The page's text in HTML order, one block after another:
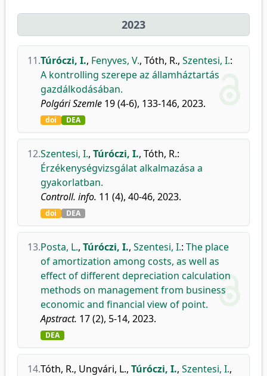
2023
11.Túróczi, I., Fenyves, V., Tóth, R., Szentesi, I.:
A kontrolling szerepe az államháztartás
gazdálkodásában.
Polgári Szemle 19 (4-6), 133-146, 2023.
doi DEA
12.Szentesi, I., Túróczi, I., Tóth, R.:
Érzékenységvizsgálat alkalmazása a
gyakorlatban.
Controll. info. 11 (4), 40-46, 2023.
doi DEA
13.Posta, L., Túróczi, I., Szentesi, I.: The place
of amortization among costs, as well as
effect of different depreciation calculation
methods on management from business
economic and financial view of point.
Apstract. 17 (2), 5-14, 2023.
DEA
14.Tóth, R., Ungvári, L., Túróczi, I., Szentesi, I.,